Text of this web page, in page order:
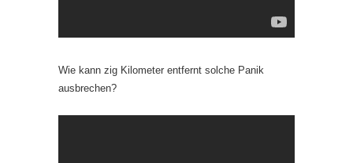
Wie kann zig Kilometer entfernt solche Panik
ausbrechen?